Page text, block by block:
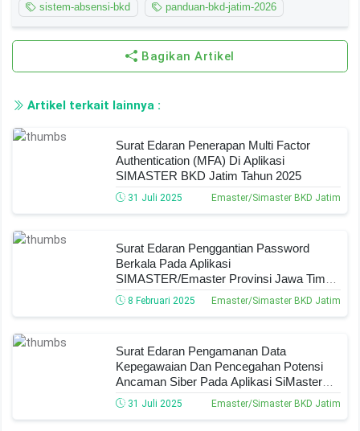
sistem-absensi-bkd panduan-bkd-jatim-2026
Bagikan Artikel
Artikel terkait lainnya :
Surat Edaran Penerapan Multi Factor
Authentication (MFA) Di Aplikasi
SIMASTER BKD Jatim Tahun 2025
31 Juli 2025 Emaster/Simaster BKD Jatim
Surat Edaran Penggantian Password
Berkala Pada Aplikasi
SIMASTER/Emaster Provinsi Jawa Timur
Tahun 2025
8 Februari 2025 Emaster/Simaster BKD Jatim
Surat Edaran Pengamanan Data
Kepegawaian Dan Pencegahan Potensi
Ancaman Siber Pada Aplikasi SiMaster
Tahun 2025
31 Juli 2025 Emaster/Simaster BKD Jatim